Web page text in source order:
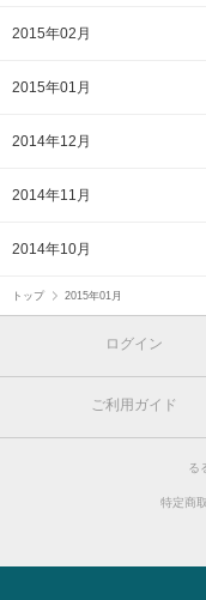
2015年02月
2015年01月
2014年12月
2014年11月
2014年10月
トップ 2015年01月
ログイン
ご利用ガイド
る
特定商